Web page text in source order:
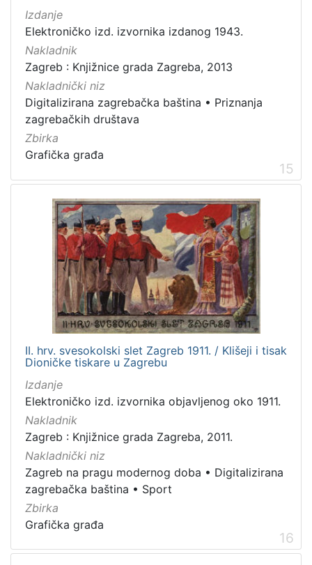
Izdanje
Elektroničko izd. izvornika izdanog 1943.
Nakladnik
Zagreb : Knjižnice grada Zagreba, 2013
Nakladnički niz
Digitalizirana zagrebačka baština • Priznanja
zagrebačkih društava
Zbirka
Grafička građa
15
II. hrv. svesokolski slet Zagreb 1911. / Klišeji i tisak
Dioničke tiskare u Zagrebu
Izdanje
Elektroničko izd. izvornika objavljenog oko 1911.
Nakladnik
Zagreb : Knjižnice grada Zagreba, 2011.
Nakladnički niz
Zagreb na pragu modernog doba • Digitalizirana
zagrebačka baština • Sport
Zbirka
Grafička građa
16